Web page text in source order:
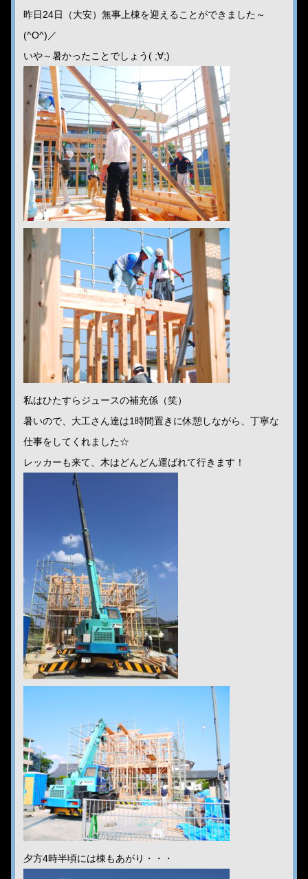
昨日24日（大安）無事上棟を迎えることができました～
(^O^)／
いや～暑かったことでしょう( ;∀;)
私はひたすらジュースの補充係（笑）
暑いので、大工さん達は1時間置きに休憩しながら、丁寧な
仕事をしてくれました☆
レッカーも来て、木はどんどん運ばれて行きます！
夕方4時半頃には棟もあがり・・・